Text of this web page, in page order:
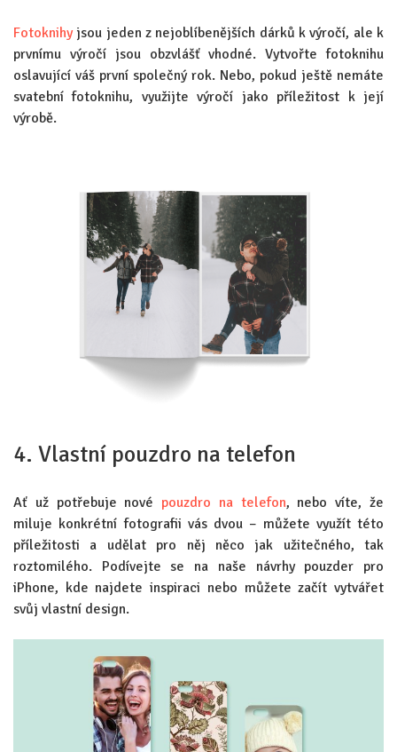
Fotoknihyjsou jeden z nejoblíbenějších dárků k výročí, ale k
prvnímu výročí jsou obzvlášť vhodné. Vytvořte fotoknihu
oslavující váš první společný rok. Nebo, pokud ještě nemáte
svatební fotoknihu, využijte výročí jako příležitost k její
výrobě.
4. Vlastní pouzdro na telefon
Ať už potřebuje nové pouzdro na telefon, nebo víte, že
miluje konkrétní fotografii vás dvou – můžete využít této
příležitosti a udělat pro něj něco jak užitečného, ​​tak
roztomilého. Podívejte se na naše návrhy pouzder pro
iPhone, kde najdete inspiraci nebo můžete začít vytvářet
svůj vlastní design.